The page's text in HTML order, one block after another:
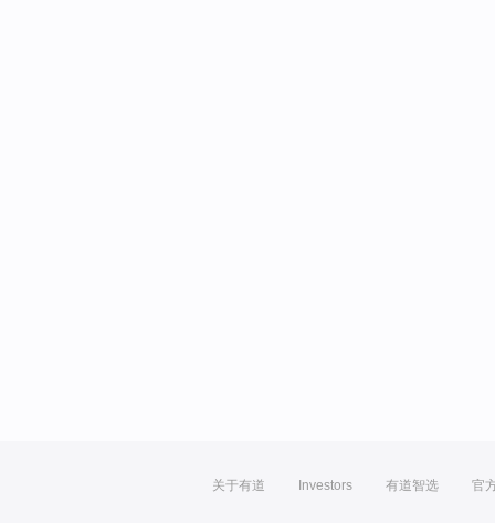
关于有道 Investors 有道智选 官